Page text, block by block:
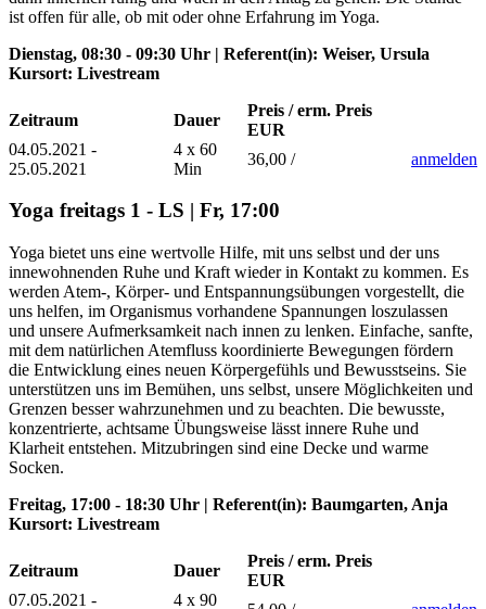
ist offen für alle, ob mit oder ohne Erfahrung im Yoga.
Dienstag, 08:30 - 09:30 Uhr | Referent(in): Weiser, Ursula
Kursort: Livestream
Zeitraum Dauer
Preis / erm. Preis
EUR
04.05.2021 -
25.05.2021
4 x 60
Min
36,00 / anmelden
Yoga freitags 1 - LS | Fr, 17:00
Yoga bietet uns eine wertvolle Hilfe, mit uns selbst und der uns
innewohnenden Ruhe und Kraft wieder in Kontakt zu kommen. Es
werden Atem-, Körper- und Entspannungsübungen vorgestellt, die
uns helfen, im Organismus vorhandene Spannungen loszulassen
und unsere Aufmerksamkeit nach innen zu lenken. Einfache, sanfte,
mit dem natürlichen Atemfluss koordinierte Bewegungen fördern
die Entwicklung eines neuen Körpergefühls und Bewusstseins. Sie
unterstützen uns im Bemühen, uns selbst, unsere Möglichkeiten und
Grenzen besser wahrzunehmen und zu beachten. Die bewusste,
konzentrierte, achtsame Übungsweise lässt innere Ruhe und
Klarheit entstehen. Mitzubringen sind eine Decke und warme
Socken.
Freitag, 17:00 - 18:30 Uhr | Referent(in): Baumgarten, Anja
Kursort: Livestream
Zeitraum Dauer
Preis / erm. Preis
EUR
07.05.2021 -
4 x 90